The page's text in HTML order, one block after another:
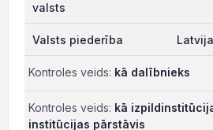
Latvija
Kontroles veids: kā dalībnieks
Kontroles veids: kā
institūcijas pārstāvis